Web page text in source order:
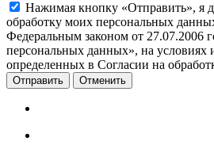
Нажимая кнопку «Отправить», я
обработку моих персональных
Федеральным законом от 27.07.2006
персональных данных», на условиях
определенных в Согласии на
Отменить